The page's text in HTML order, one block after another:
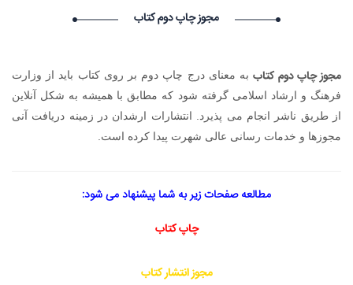
انجام شد ساعت ۹:۵۷:۳۳ تاریخ ۱۴۰۵/۵/۱۸
Vivod iz zapoya na domy_dgpn Vivod iz zapoya na
domy_dgpn گرامی : درخواست استخدام شما با موفقیت انجام شد
ساعت ۷:۲۳:۱۴ تاریخ ۱۴۰۵/۵/۱۸
Vivod iz zapoya na domy_biKi Vivod iz zapoya na
domy_biKi گرامی : درخواست استخدام شما با موفقیت انجام شد
مجوز چاپ دوم کتاب
مجوز چاپ دوم کتاببه معنای درج چاپ دوم بر روی کتاب باید از وزارت
فرهنگ و ارشاد اسلامی گرفته شود که مطابق با همیشه به شکل آنلاین
از طریق ناشر انجام می پذیرد. انتشارات ارشدان در زمینه دریافت آنی
مجوزها و خدمات رسانی عالی شهرت پیدا کرده است.
مطالعه صفحات زیر به شما پیشنهاد می شود:
چاپ کتاب
مجوز انتشار کتاب